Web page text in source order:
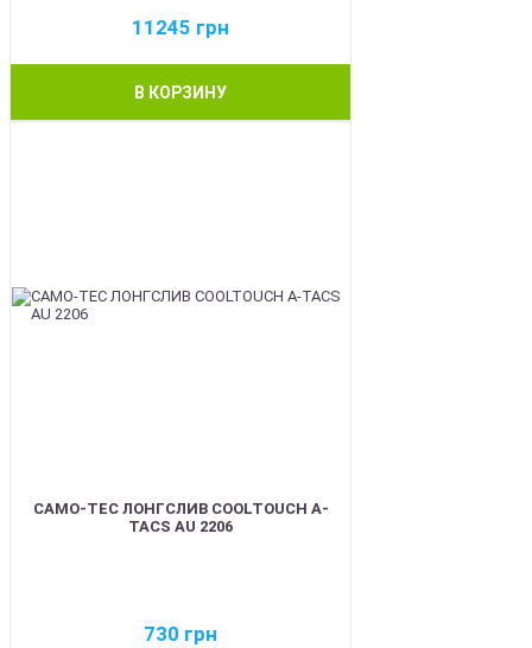
11245 грн
В КОРЗИНУ
CAMO-TEC ЛОНГСЛИВ COOLTOUCH A-
TACS AU 2206
730 грн